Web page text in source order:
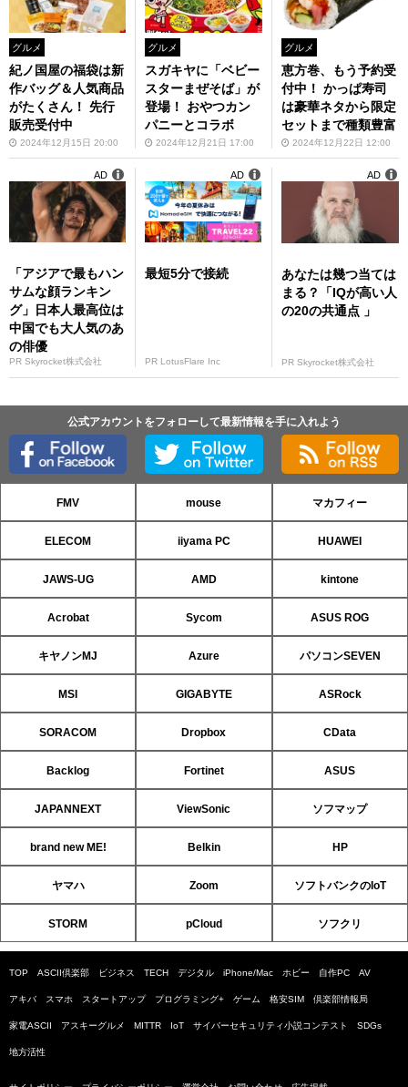
グルメ
紀ノ国屋の福袋は新
作バッグ＆人気商品
がたくさん！ 先行
販売受付中
2024年12月15日 20:00
グルメ
スガキヤに「ベビー
スターまぜそば」が
登場！ おやつカン
パニーとコラボ
2024年12月21日 17:00
グルメ
恵方巻、もう予約受
付中！ かっぱ寿司
は豪華ネタから限定
セットまで種類豊富
2024年12月22日 12:00
「アジアで最もハン
サムな顔ランキン
グ」日本人最高位は
中国でも大人気のあ
の俳優
PR Skyrocket株式会社
AD
最短5分で接続
PR LotusFlare Inc
AD
あなたは幾つ当ては
まる？「IQが高い人
の20の共通点 」
PR Skyrocket株式会社
AD
公式アカウントをフォローして最新情報を手に入れよう
FMV mouse マカフィー
ELECOM iiyama PC HUAWEI
JAWS-UG AMD kintone
Acrobat Sycom ASUS ROG
キヤノンMJ Azure パソコンSEVEN
MSI GIGABYTE ASRock
SORACOM Dropbox CData
Backlog Fortinet ASUS
JAPANNEXT ViewSonic ソフマップ
brand new ME! Belkin HP
ヤマハ Zoom ソフトバンクのIoT
STORM pCloud ソフクリ
TOP ASCII倶楽部 ビジネス TECH デジタル iPhone/Mac ホビー 自作PC AV
アキバ スマホ スタートアップ プログラミング+ ゲーム 格安SIM 倶楽部情報局
家電ASCII アスキーグルメ MITTR IoT サイバーセキュリティ小説コンテスト SDGs
地方活性